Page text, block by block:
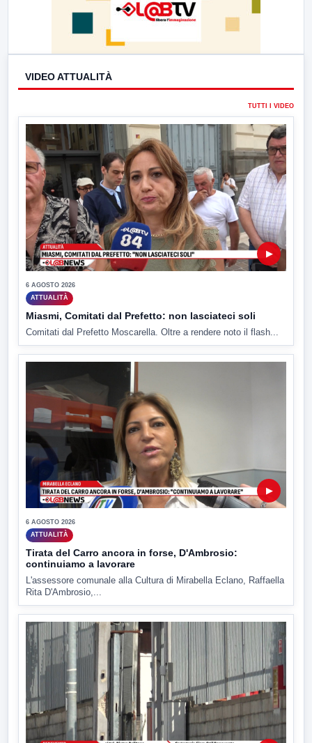
VIDEO ATTUALITÀ
TUTTI I VIDEO
▶
6 AGOSTO 2026
ATTUALITÀ
Miasmi, Comitati dal Prefetto: non lasciateci soli
Comitati dal Prefetto Moscarella. Oltre a rendere noto il flash...
▶
6 AGOSTO 2026
ATTUALITÀ
Tirata del Carro ancora in forse, D'Ambrosio:
continuiamo a lavorare
L'assessore comunale alla Cultura di Mirabella Eclano, Raffaella
Rita D'Ambrosio,...